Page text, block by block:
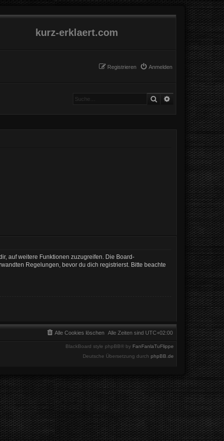
kurz-erklaert.com
Anmelden
Registrieren
Suche Erweiterte Suche
auf weitere Funktionen zuzugreifen. Die Board-
Regelungen, bevor du dich registrierst. Bitte beachte
Alle Zeiten sind UTC+02:00
Alle Cookies löschen
BlackBoard style phpBB® by FanFanlaTuFlippe
Deutsche Übersetzung durch phpBB.de